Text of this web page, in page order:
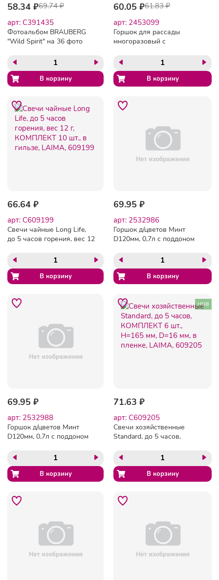
58.34 ₽69.74 ₽
арт: C391435
Фотоальбом BRAUBERG
"Wild Spirit" на 36 фото
391435
60.05 ₽61.83 ₽
арт: 2453099
Горшок для рассады
многоразовый с
0,7л,черн IG6052ЧР-ЛМ
66.64 ₽
арт: C609199
Свечи чайные Long Life,
до 5 часов горения, вес 12
гильзе, LAIMA, 609199
69.95 ₽
арт: 2532986
Горшок д/цветов Минт
D120мм, 0,7л с поддоном
221611825/01
69.95 ₽
арт: 2532988
Горшок д/цветов Минт
D120мм, 0,7л с поддоном
нов
71.63 ₽
арт: C609205
Свечи хозяйственные
Standard, до 5 часов,
мм, D=16 мм, в пленке,
LAIMA, 609205